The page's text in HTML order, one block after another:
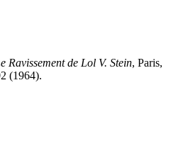
Ravissement de Lol V. Stein, Paris,
(1964).